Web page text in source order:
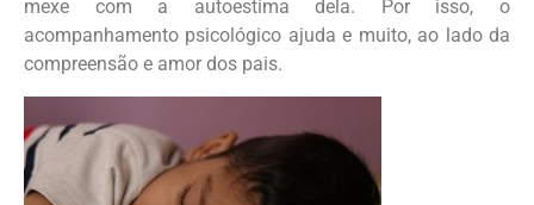
mexe com a autoestima dela. Por isso, o
acompanhamento psicológico ajuda e muito, ao lado da
compreensão e amor dos pais.